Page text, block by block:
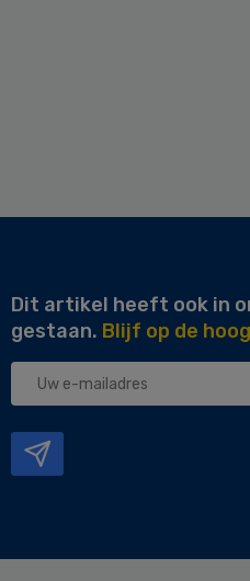
Dit artikel heeft ook in
gestaan. Blijf op de
Uw